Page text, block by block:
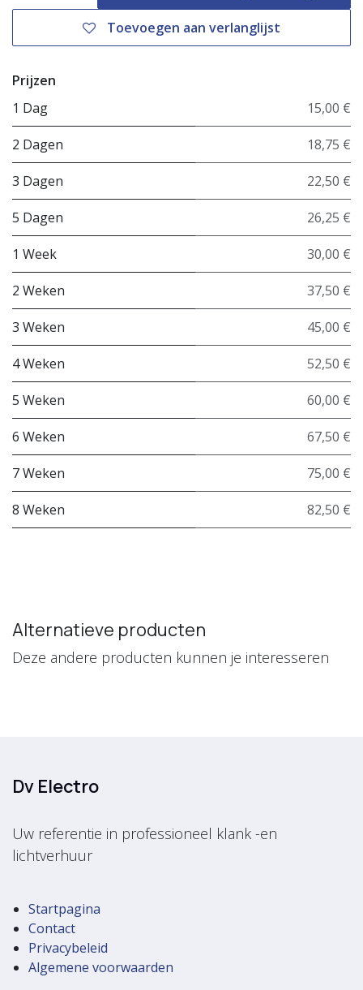
Toevoegen aan verlanglijst
Prijzen
1 Dag
15,00 €
2 Dagen 18,75 €
3 Dagen 22,50 €
5 Dagen 26,25 €
1 Week 30,00 €
2 Weken 37,50 €
3 Weken 45,00 €
4 Weken 52,50 €
5 Weken 60,00 €
6 Weken 67,50 €
7 Weken 75,00 €
8 Weken 82,50 €
Alternatieve producten
Deze andere producten kunnen je interesseren
Dv Electro
Uw referentie in professioneel klank -en
lichtverhuur
Startpagina
Contact
Privacybeleid
Algemene voorwaarden